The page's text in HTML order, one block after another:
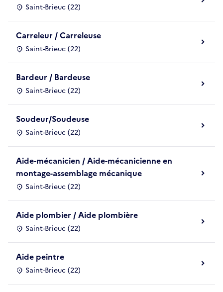
Saint-Brieuc (22)
Carreleur / Carreleuse
Saint-Brieuc (22)
Bardeur / Bardeuse
Saint-Brieuc (22)
Soudeur/Soudeuse
Saint-Brieuc (22)
Aide-mécanicien / Aide-mécanicienne en
montage-assemblage mécanique
Saint-Brieuc (22)
Aide plombier / Aide plombière
Saint-Brieuc (22)
Aide peintre
Saint-Brieuc (22)